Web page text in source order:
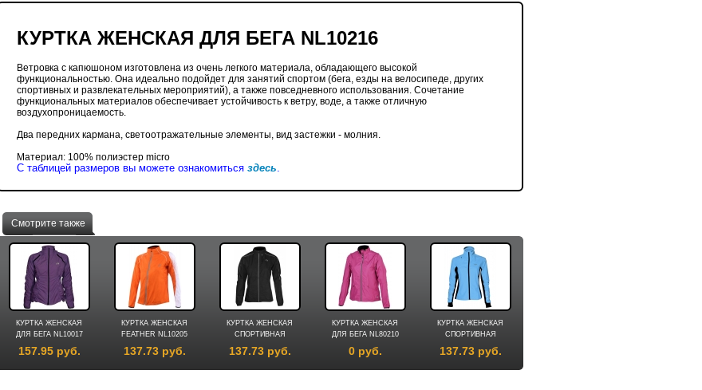
КУРТКА ЖЕНСКАЯ ДЛЯ БЕГА NL10216
Ветровка с капюшоном изготовлена из очень легкого материала, обладающего высокой
функциональностью. Она идеально подойдет для занятий спортом (бега, езды на велосипеде, других
спортивных и развлекательных мероприятий), а также повседневного использования. Сочетание
функциональных материалов обеспечивает устойчивость к ветру, воде, а также отличную
воздухопроницаемость.
Два передних кармана, светоотражательные элементы, вид застежки - молния.
Материал: 100% полиэстер micro
С таблицей размеров вы можете ознакомиться здесь.
Cмотрите также
КУРТКА ЖЕНСКАЯ
ДЛЯ БЕГА NL10017
157.95 руб.
КУРТКА ЖЕНСКАЯ
FEATHER NL10205
137.73 руб.
КУРТКА ЖЕНСКАЯ
СПОРТИВНАЯ
NL13210
137.73 руб.
КУРТКА ЖЕНСКАЯ
ДЛЯ БЕГА NL80210
0 руб.
КУРТКА ЖЕНСКАЯ
СПОРТИВНАЯ
NL10089
137.73 руб.
23.47 руб. 9.89 руб. 6.36 руб.